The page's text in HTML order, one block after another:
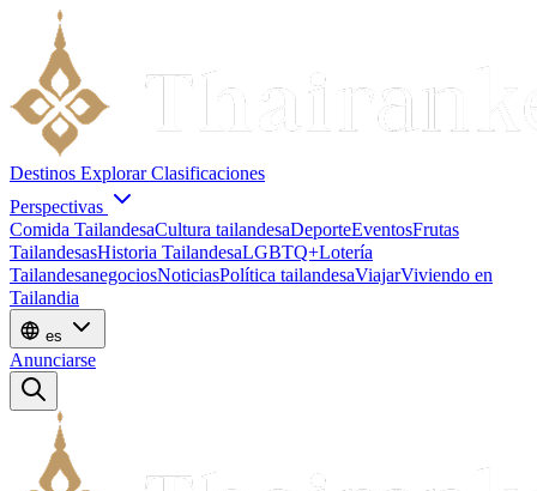
Destinos Explorar Clasificaciones
Perspectivas
Comida TailandesaCultura tailandesaDeporteEventosFrutas
TailandesasHistoria TailandesaLGBTQ+Lotería
TailandesanegociosNoticiasPolítica tailandesaViajarViviendo en
Tailandia
es
Anunciarse